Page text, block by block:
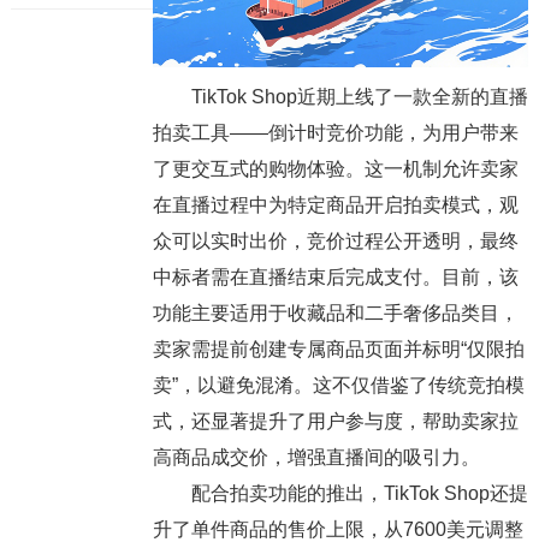
TikTok Shop近期上线了一款全新的直播
拍卖工具——倒计时竞价功能，为用户带来
了更交互式的购物体验。这一机制允许卖家
在直播过程中为特定商品开启拍卖模式，观
众可以实时出价，竞价过程公开透明，最终
中标者需在直播结束后完成支付。目前，该
功能主要适用于收藏品和二手奢侈品类目，
卖家需提前创建专属商品页面并标明“仅限拍
卖”，以避免混淆。这不仅借鉴了传统竞拍模
式，还显著提升了用户参与度，帮助卖家拉
高商品成交价，增强直播间的吸引力。
配合拍卖功能的推出，TikTok Shop还提
升了单件商品的售价上限，从7600美元调整